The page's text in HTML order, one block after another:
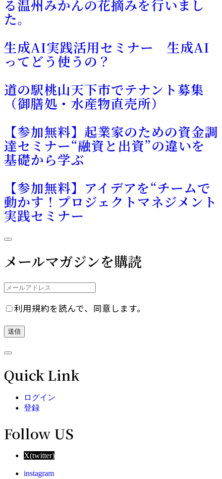
る温州みかんの花摘みを行いまし
た。
生成AI実践活用セミナー 生成AI
ってどう使うの？
道の駅桃山天下市でテナント募集
（御膳処・水産物直売所）
【参加無料】起業家のための資金調
達セミナー“融資と出資”の違いを
基礎から学ぶ
【参加無料】アイデアを“チームで
動かす！プロジェクトマネジメント
実践セミナー
メールマガジンを購読
利用規約を読んで、同意します。
Quick Link
ログイン
登録
Follow US
X(twitter)
instagram